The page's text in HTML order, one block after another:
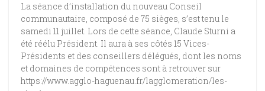
La séance d’installation du nouveau Conseil
communautaire, composé de 75 sièges, s’est tenu le
samedi 11 juillet. Lors de cette séance, Claude Sturni a
été réélu Président. Il aura à ses côtés 15 Vices-
Présidents et des conseillers délégués, dont les noms
et domaines de compétences sont à retrouver sur
https://www.agglo-haguenau.fr/lagglomeration/les-